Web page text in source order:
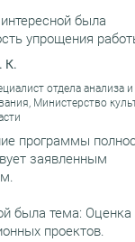
была
упрощения
К.
отдела анализа и
Министерство
программы
заявленным
была тема: Оценка
проектов.